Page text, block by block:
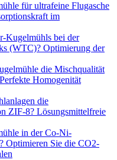
für ultrafeine Flugasche
im
Kugelmühls bei der
(WTC)? Optimierung der
die Mischqualität
Homogenität
die
ZIF-8? Lösungsmittelfreie
in der Co-Ni-
Optimieren Sie die CO2-